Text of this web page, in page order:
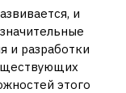
и
и разработки
этого